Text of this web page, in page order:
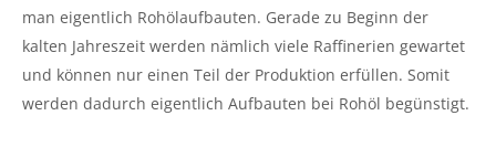
man eigentlich Rohölaufbauten. Gerade zu Beginn der
kalten Jahreszeit werden nämlich viele Raffinerien gewartet
und können nur einen Teil der Produktion erfüllen. Somit
werden dadurch eigentlich Aufbauten bei Rohöl begünstigt.